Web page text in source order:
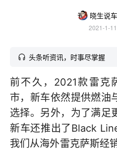
晓生说车
2021-1-
头条听资讯，时事尽掌握
前不久，2021款雷克
市，新车依然提供燃油
选择。另外，为了满足
新车还推出了Black
我们从海外雷克萨斯经